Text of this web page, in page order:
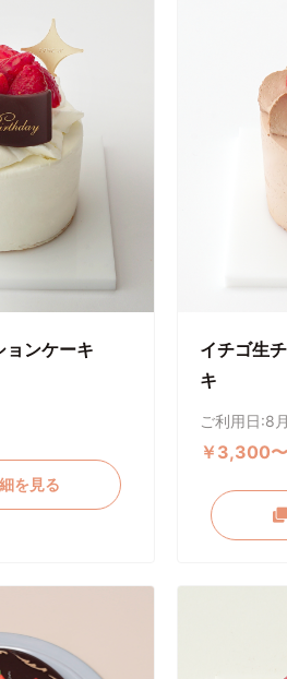
ョンケーキ
を見る
イチゴ生
キ
ご利用日:8
￥3,300〜